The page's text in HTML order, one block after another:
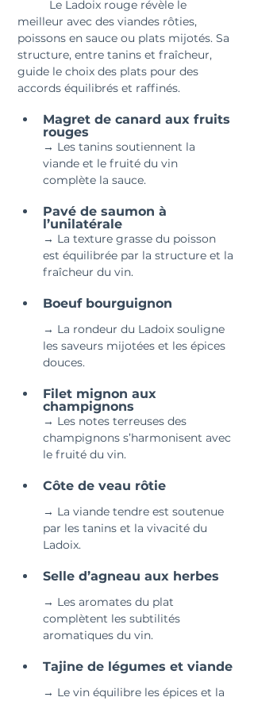
meilleur avec des viandes rôties,
poissons en sauce ou plats mijotés. Sa
structure, entre tanins et fraîcheur,
guide le choix des plats pour des
accords équilibrés et raffinés.
Magret de canard aux fruits
rouges
→ Les tanins soutiennent la
viande et le fruité du vin
complète la sauce.
Pavé de saumon à
l’unilatérale
→ La texture grasse du poisson
est équilibrée par la structure et la
fraîcheur du vin.
Boeuf bourguignon
→ La rondeur du Ladoix souligne
les saveurs mijotées et les épices
douces.
Filet mignon aux
champignons
→ Les notes terreuses des
champignons s’harmonisent avec
le fruité du vin.
Côte de veau rôtie
→ La viande tendre est soutenue
par les tanins et la vivacité du
Ladoix.
Selle d’agneau aux herbes
→ Les aromates du plat
complètent les subtilités
aromatiques du vin.
Tajine de légumes et viande
→ Le vin équilibre les épices et la